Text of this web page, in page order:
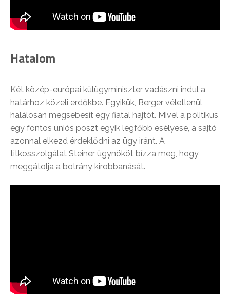
Hatalom
Két közép-európai külügyminiszter vadászni indul a
határhoz közeli erdőkbe. Egyikük, Berger véletlenül
halálosan megsebesít egy fiatal hajtót. Mivel a politikus
egy fontos uniós poszt egyik legfőbb esélyese, a sajtó
azonnal elkezd érdeklődni az ügy iránt. A
titkosszolgálat Steiner ügynököt bízza meg, hogy
meggátolja a botrány kirobbanását.